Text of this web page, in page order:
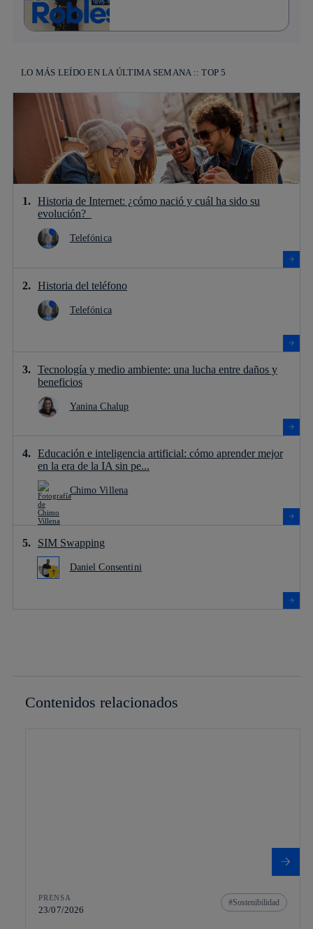
LO MÁS LEÍDO EN LA ÚLTIMA SEMANA :: TOP 5
Historia de Internet: ¿cómo nació y cuál ha sido su
evolución?
Telefónica
Historia del teléfono
Telefónica
Tecnología y medio ambiente: una lucha entre daños y
beneficios
Yanina Chalup
Educación e inteligencia artificial: cómo aprender mejor
en la era de la IA sin pe...
Chimo Villena
SIM Swapping
Daniel Consentini
Contenidos relacionados
PRENSA
23/07/2026
Sostenibilidad